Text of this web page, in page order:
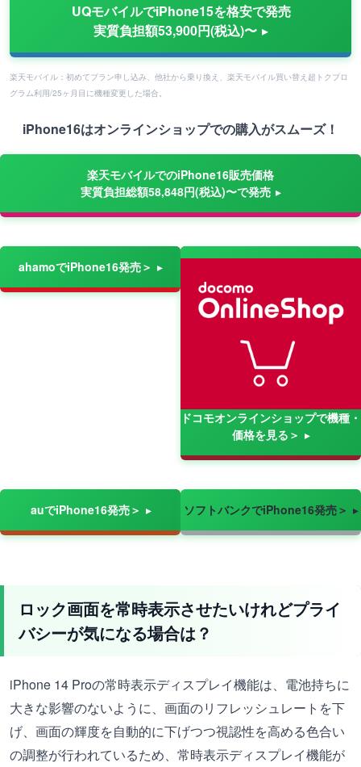
UQモバイルでiPhone15を格安で発売
実質負担額53,900円(税込)〜
楽天モバイル：初めてプラン申し込み、他社から乗り換え、楽天モバイル買い替え超トクプロ
グラム利用/25ヶ月目に機種変更した場合。
iPhone16はオンラインショップでの購入がスムーズ！
楽天モバイルでのiPhone16販売価格
実質負担総額58,848円(税込)〜で発売
ahamoでiPhone16発売＞
ドコモオンラインショップで機種・
価格を見る＞
auでiPhone16発売＞ ソフトバンクでiPhone16発売＞
ロック画面を常時表示させたいけれどプライ
バシーが気になる場合は？
iPhone 14 Proの常時表示ディスプレイ機能は、電池持ちに
大きな影響のないように、画面のリフレッシュレートを下
げ、画面の輝度を自動的に下げつつ視認性を高める色合い
の調整が行われているため、常時表示ディスプレイ機能が